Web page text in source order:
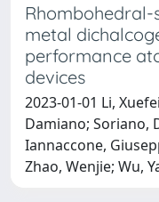
metal
performance
devices
2023-01-01 Li,
Damiano; Soriano,
Iannaccone,
Zhao, Wenjie; Wu,